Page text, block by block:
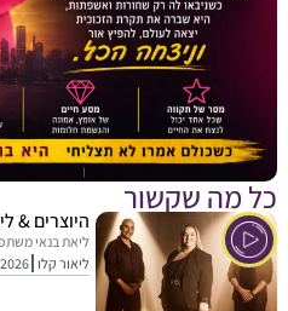
שקשור
היוצרים & ליאת
ליאת בנאי משתפת
ליאור קלו 04/08/2026